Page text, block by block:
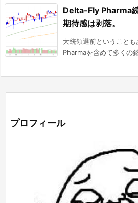
Delta-Fly Pharma
期待感は剥落。
大統領選前ということ
Pharmaを含めて多くの
プロフィール